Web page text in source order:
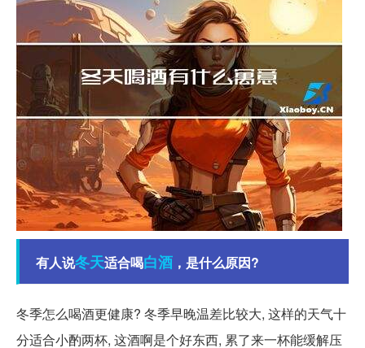
有人说冬天适合喝白酒 ，是什么原因?
冬季怎么喝酒更健康? 冬季早晚温差比较大, 这样的天气十
分适合小酌两杯, 这酒啊是个好东西, 累了来一杯能缓解压